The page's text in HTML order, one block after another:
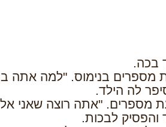
בכה.
מספרים בנימוס. "למה אתה
לה הילד.
מספרים. "אתה רוצה שאני
והפסיק לבכות.